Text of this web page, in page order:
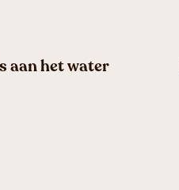
aan het water